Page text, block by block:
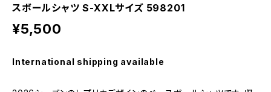
スボールシャツ S-XXLサイズ 598201
¥5,500
International shipping available